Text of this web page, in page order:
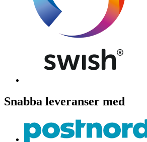
Snabba leveranser med